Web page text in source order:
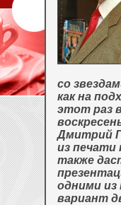
со
как на
этот раз
Дмитрий
из
также
одними из
вариант